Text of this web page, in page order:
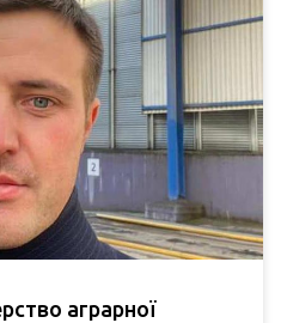
аграрної